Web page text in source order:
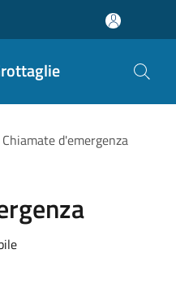
Chiamate d'emergenza